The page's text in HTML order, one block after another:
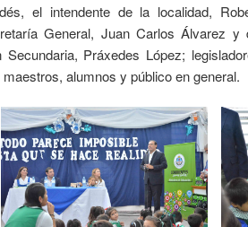
el intendente de la localidad,
General, Juan Carlos Álvarez y
Práxedes López;
alumnos y público en general.